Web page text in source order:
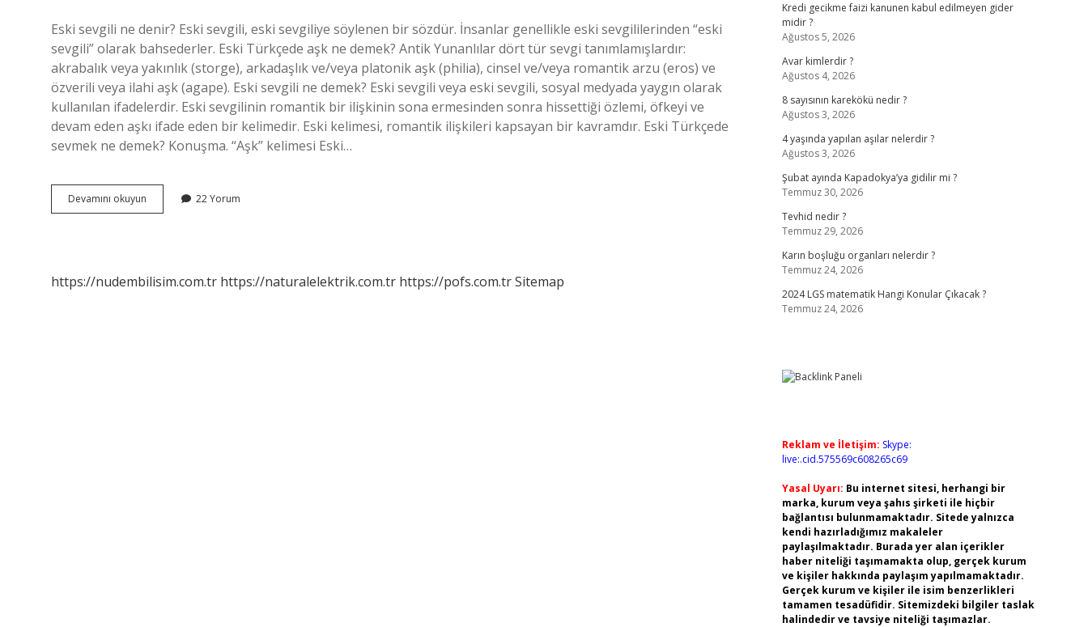
Eski sevgili ne denir? Eski sevgili, eski sevgiliye söylenen bir sözdür. İnsanlar genellikle eski sevgililerinden “eski
sevgili” olarak bahsederler. Eski Türkçede aşk ne demek? Antik Yunanlılar dört tür sevgi tanımlamışlardır:
akrabalık veya yakınlık (storge), arkadaşlık ve/veya platonik aşk (philia), cinsel ve/veya romantik arzu (eros) ve
özverili veya ilahi aşk (agape). Eski sevgili ne demek? Eski sevgili veya eski sevgili, sosyal medyada yaygın olarak
kullanılan ifadelerdir. Eski sevgilinin romantik bir ilişkinin sona ermesinden sonra hissettiği özlemi, öfkeyi ve
devam eden aşkı ifade eden bir kelimedir. Eski kelimesi, romantik ilişkileri kapsayan bir kavramdır. Eski Türkçede
sevmek ne demek? Konuşma. “Aşk” kelimesi Eski…
Devamını okuyun
Türkçe
22 Yorum
https://nudembilisim.com.tr https://naturalelektrik.com.tr https://pofs.com.trSitemap
Kredi gecikme faizi kanunen kabul edilmeyen gider
midir ?
Ağustos 5, 2026
Avar kimlerdir ?
Ağustos 4, 2026
8 sayısının karekökü nedir ?
Ağustos 3, 2026
4 yaşında yapılan aşılar nelerdir ?
Ağustos 3, 2026
Şubat ayında Kapadokya’ya gidilir mi ?
Temmuz 30, 2026
Tevhid nedir ?
Temmuz 29, 2026
Karın boşluğu organları nelerdir ?
Temmuz 24, 2026
2024 LGS matematik Hangi Konular Çıkacak ?
Temmuz 24, 2026
Reklam ve İletişim: Skype:
live:.cid.575569c608265c69
Yasal Uyarı: Bu internet sitesi, herhangi bir
marka, kurum veya şahıs şirketi ile hiçbir
bağlantısı bulunmamaktadır. Sitede yalnızca
kendi hazırladığımız makaleler
paylaşılmaktadır. Burada yer alan içerikler
haber niteliği taşımamakta olup, gerçek kurum
ve kişiler hakkında paylaşım yapılmamaktadır.
Gerçek kurum ve kişiler ile isim benzerlikleri
tamamen tesadüfidir. Sitemizdeki bilgiler taslak
halindedir ve tavsiye niteliği taşımazlar.